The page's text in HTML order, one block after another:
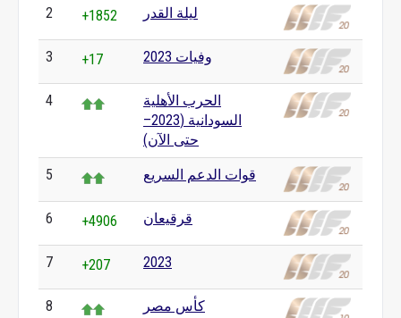
2 +1852 ليلة القدر
3 +17 وفيات 2023
4
الحرب الأهلية
السودانية (2023–
حتى الآن)
5 قوات الدعم السريع
6 +4906 قرقيعان
7 +207 2023
8 كأس مصر